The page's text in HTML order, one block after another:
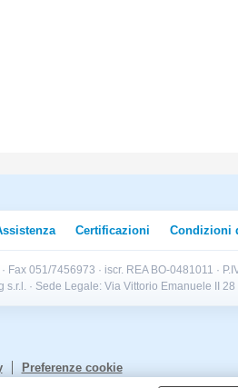
Certificazioni Condizioni
· Fax 051/7456973 · iscr. REA BO-0481011 ·
· Sede Legale: Via Vittorio Emanuele II
Preferenze cookie